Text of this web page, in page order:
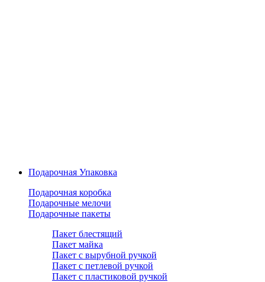
Подарочная Упаковка
Подарочная коробка
Подарочные мелочи
Подарочные пакеты
Пакет блестящий
Пакет майка
Пакет с вырубной ручкой
Пакет с петлевой ручкой
Пакет с пластиковой ручкой